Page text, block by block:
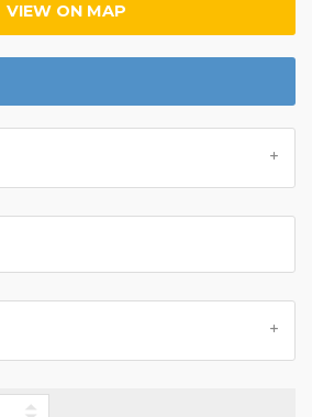
VIEW ON MAP